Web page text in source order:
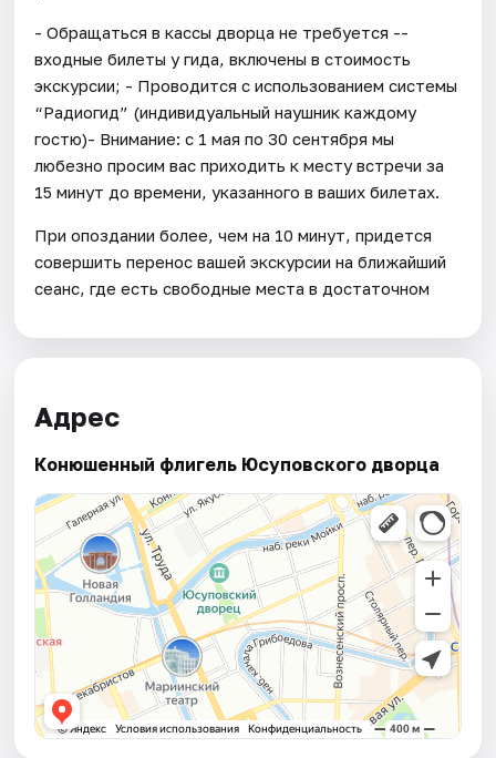
- Обращаться в кассы дворца не требуется --
входные билеты у гида, включены в стоимость
экскурсии; - Проводится с использованием системы
“Радиогид” (индивидуальный наушник каждому
гостю)- Внимание: с 1 мая по 30 сентября мы
любезно просим вас приходить к месту встречи за
15 минут до времени, указанного в ваших билетах.
При опоздании более, чем на 10 минут, придется
совершить перенос вашей экскурсии на ближайший
сеанс, где есть свободные места в достаточном
Адрес
Конюшенный флигель Юсуповского дворца